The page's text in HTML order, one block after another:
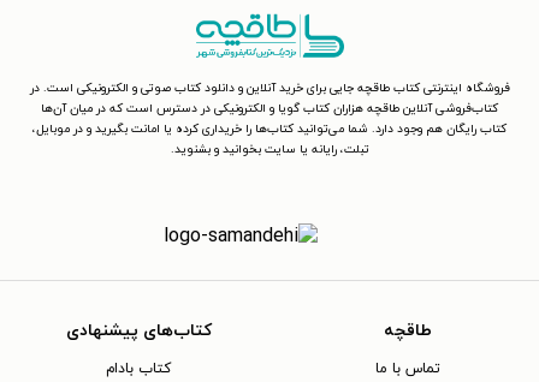
فروشگاه اینترنتی کتاب طاقچه جایی برای خرید آنلاین و دانلود کتاب صوتی و الکترونیکی است. در
کتاب‌فروشی آنلاین طاقچه هزاران کتاب گویا و الکترونیکی در دسترس است که در میان آن‌ها
کتاب رایگان هم وجود دارد. شما می‌توانید کتاب‌ها را خریداری کرده یا امانت بگیرید و در موبایل،
تبلت، رایانه یا سایت بخوانید و بشنوید.
طاقچه
تماس با ما
کتاب‌های پیشنهادی
کتاب بادام